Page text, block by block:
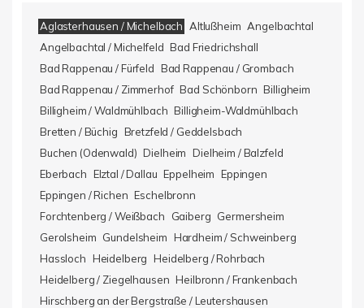
Aglasterhausen / Michelbach Altlußheim Angelbachtal
Angelbachtal / Michelfeld Bad Friedrichshall
Bad Rappenau / Fürfeld Bad Rappenau / Grombach
Bad Rappenau / Zimmerhof Bad Schönborn Billigheim
Billigheim / Waldmühlbach Billigheim-Waldmühlbach
Bretten / Büchig Bretzfeld / Geddelsbach
Buchen (Odenwald) Dielheim Dielheim / Balzfeld
Eberbach Elztal / Dallau Eppelheim Eppingen
Eppingen / Richen Eschelbronn
Forchtenberg / Weißbach
Gaiberg Germersheim
Gerolsheim Gundelsheim Hardheim / Schweinberg
Hassloch Heidelberg Heidelberg / Rohrbach
Heidelberg / Ziegelhausen Heilbronn / Frankenbach
Hirschberg an der Bergstraße / Leutershausen